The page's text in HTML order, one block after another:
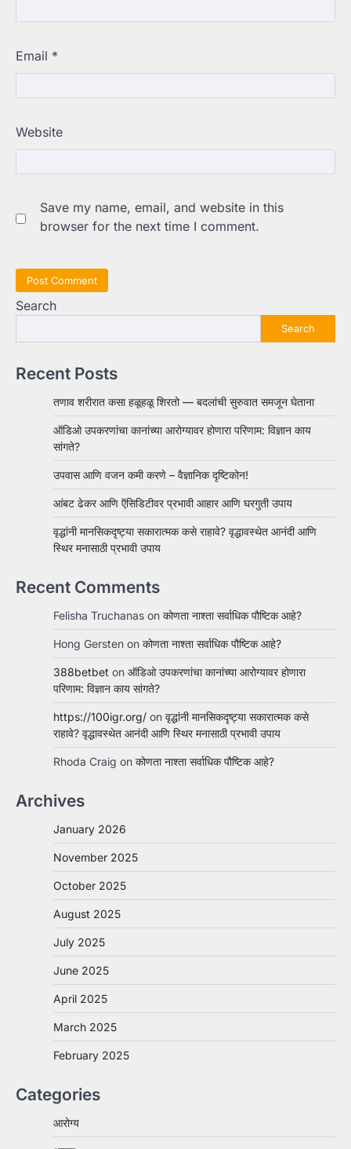
Email *
Website
Save my name, email, and website in this
browser for the next time I comment.
Search
Search
Recent Posts
तणाव शरीरात कसा हळूहळू शिरतो — बदलांची सुरुवात समजून घेताना
ऑडिओ उपकरणांचा कानांच्या आरोग्यावर होणारा परिणाम: विज्ञान काय
सांगते?
उपवास आणि वजन कमी करणे – वैज्ञानिक दृष्टिकोन!
आंबट ढेकर आणि ऍसिडिटीवर प्रभावी आहार आणि घरगुती उपाय
वृद्धांनी मानसिकदृष्ट्या सकारात्मक कसे राहावे? वृद्धावस्थेत आनंदी आणि
स्थिर मनासाठी प्रभावी उपाय
Recent Comments
Felisha Truchanas on कोणता नाश्ता सर्वाधिक पौष्टिक आहे?
Hong Gersten on कोणता नाश्ता सर्वाधिक पौष्टिक आहे?
388betbet on ऑडिओ उपकरणांचा कानांच्या आरोग्यावर होणारा
परिणाम: विज्ञान काय सांगते?
https://100igr.org/ on वृद्धांनी मानसिकदृष्ट्या सकारात्मक कसे
राहावे? वृद्धावस्थेत आनंदी आणि स्थिर मनासाठी प्रभावी उपाय
Rhoda Craig on कोणता नाश्ता सर्वाधिक पौष्टिक आहे?
Archives
January 2026
November 2025
October 2025
August 2025
July 2025
June 2025
April 2025
March 2025
February 2025
Categories
आरोग्य